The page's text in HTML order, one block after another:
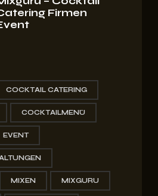
Firmen
COCKTAIL CATERING
COCKTAILMENÜ
EVENT
MIXEN MIXGURU